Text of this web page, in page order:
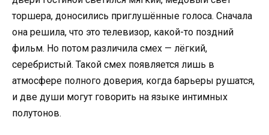
торшера, доносились приглушённые голоса. Сначала
она решила, что это телевизор, какой-то поздний
фильм. Но потом различила смех — лёгкий,
серебристый. Такой смех появляется лишь в
атмосфере полного доверия, когда барьеры рушатся,
и две души могут говорить на языке интимных
полутонов.